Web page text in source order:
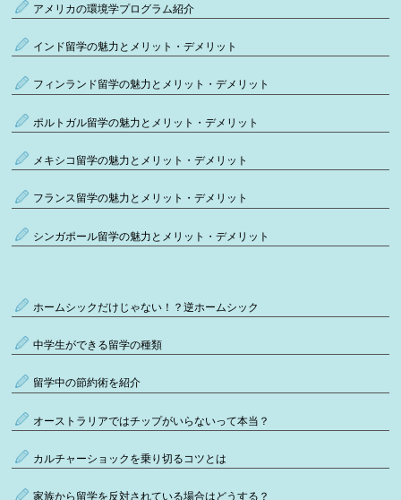
アメリカの環境学プログラム紹介
インド留学の魅力とメリット・デメリット
フィンランド留学の魅力とメリット・デメリット
ポルトガル留学の魅力とメリット・デメリット
メキシコ留学の魅力とメリット・デメリット
フランス留学の魅力とメリット・デメリット
シンガポール留学の魅力とメリット・デメリット
ホームシックだけじゃない！？逆ホームシック
中学生ができる留学の種類
留学中の節約術を紹介
オーストラリアではチップがいらないって本当？
カルチャーショックを乗り切るコツとは
家族から留学を反対されている場合はどうする？